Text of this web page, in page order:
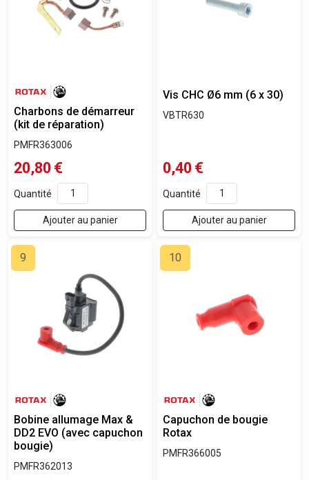
Charbons de démarreur
(kit de réparation)
PMFR363006
20,80 €
Quantité
Ajouter au panier
Vis CHC Ø6 mm (6 x 30)
VBTR630
0,40 €
Quantité
Ajouter au panier
9
Bobine allumage Max &
DD2 EVO (avec capuchon
bougie)
PMFR362013
10
Capuchon de bougie
Rotax
PMFR366005